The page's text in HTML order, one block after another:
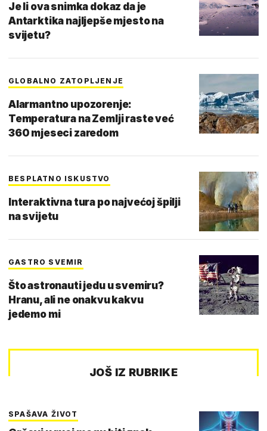
Je li ova snimka dokaz da je
Antarktika najljepše mjesto na
svijetu?
GLOBALNO ZATOPLJENJE
Alarmantno upozorenje:
Temperatura na Zemlji raste već
360 mjeseci zaredom
BESPLATNO ISKUSTVO
Interaktivna tura po najvećoj špilji
na svijetu
GASTRO SVEMIR
Što astronauti jedu u svemiru?
Hranu, ali ne onakvu kakvu
jedemo mi
JOŠ IZ RUBRIKE
SPAŠAVA ŽIVOT